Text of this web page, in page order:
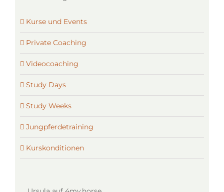
Kurse und Events
Private Coaching
Videocoaching
Study Days
Study Weeks
Jungpferdetraining
Kurskonditionen